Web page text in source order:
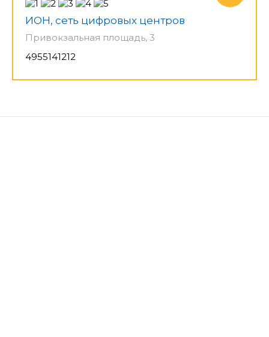
ИОН, сеть цифровых центров
Привокзальная площадь, 3
4955141212